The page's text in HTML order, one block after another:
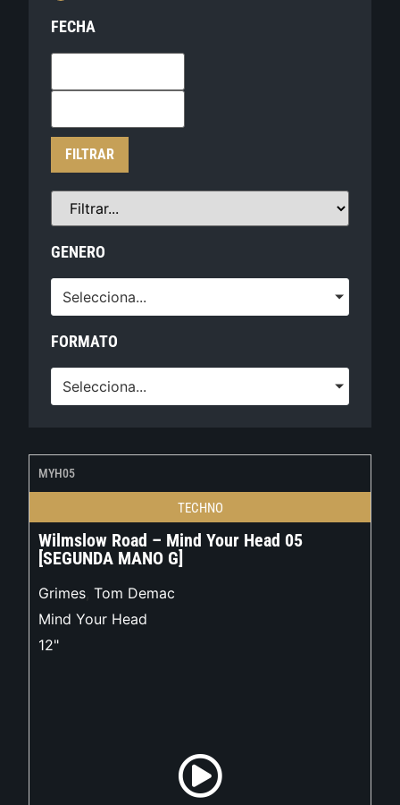
FECHA
FILTRAR
GENERO
Selecciona...
FORMATO
Selecciona...
MYH05
TECHNO
Wilmslow Road – Mind Your Head 05
[SEGUNDA MANO G]
Grimes, Tom Demac
Mind Your Head
12"